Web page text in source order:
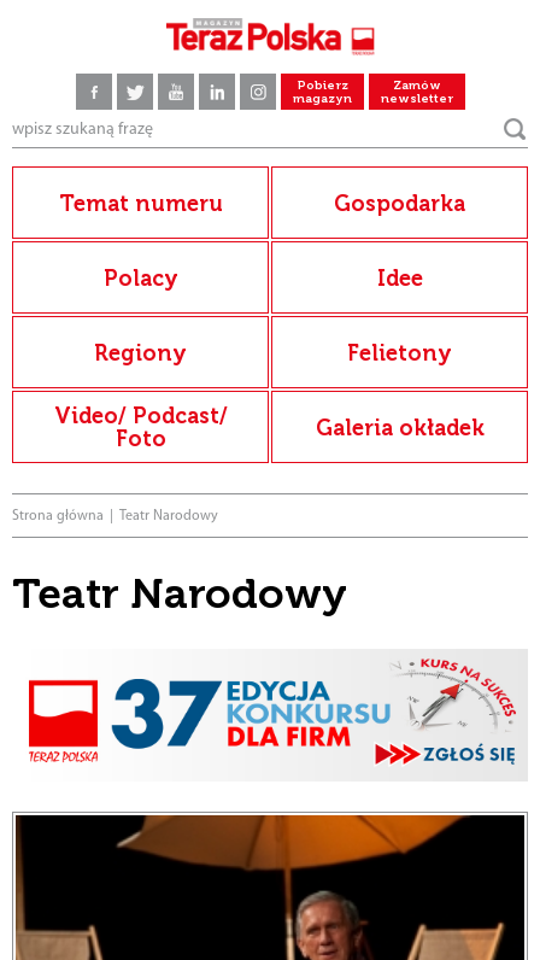
Pobierz
magazyn
Zamów
newsletter
Temat numeru Gospodarka
Polacy Idee
Regiony Felietony
Video/ Podcast/
Foto
Galeria okładek
Strona główna Teatr Narodowy
Teatr Narodowy